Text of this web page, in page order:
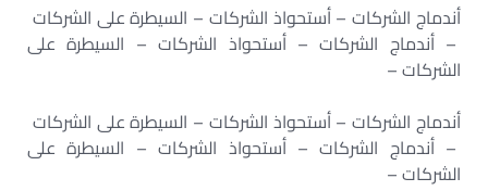
أندماج الشركات – أستحواذ الشركات – السيطرة على الشركات
– أندماج الشركات – أستحواذ الشركات – السيطرة على
الشركات –
أندماج الشركات – أستحواذ الشركات – السيطرة على الشركات
– أندماج الشركات – أستحواذ الشركات – السيطرة على
الشركات –